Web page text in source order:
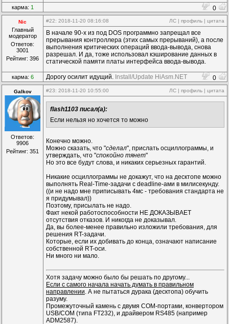
карма: 1 0
Nic
Главный
модератор
Ответов:
3001
Рейтинг: 396
#22: 2018-11-20 08:16:08 ЛС | профиль | цитата
В начале 90-х из под DOS программно запрещал все
прерывания контроллера (этих самых прерываний), а после
выполнения критических операций ввода-вывода, снова
разрешал. И да, тоже использовал кэширование данных в
статической памяти платы интерфейса ввода-вывода.
карма: 6 Дорогу осилит идущий. Install/Update HiAsm.NET 0
Galkov
Ответов:
9906
Рейтинг: 351
#23: 2018-11-20 10:55:00 ЛС | профиль | цитата
flash1103 писал(а):
Если нельзя но хочется то можно
Конечно можно.
Можно сказать, что "сделал", прислать осциллограммы, и
утверждать, что "спокойно тянет"
Но это все будут слова, и никаких серьезных гарантий.
Никакие осциллограммы не докажут, что на десктопе можно
выполнять Real-Time-задачи с deadline-ами в милисекунду.
((и не надо мне приписывать 4мс - требования стандарта не
я придумывал))
Поэтому, присылать не надо.
Факт некой работоспособности НЕ ДОКАЗЫВАЕТ
отсутствия отказов. И никогда не доказывал.
Да, вы более-менее правильно изложили требования, для
решения RT-задачи.
Которые, если их добивать до конца, означают написание
собственной RT-оси.
Ни много ни мало.
Хотя задачу можно было бы решать по другому...
Если с самого начала начать думать в правильном
направлении. А не пытаться дурака (десктопа) обучить
разуму.
Промежуточный камень с двумя COM-портами, конвертором
USB/COM (типа FT232), и драйвером RS485 (например
ADM2587).